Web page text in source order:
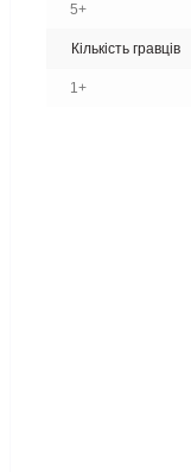
5+
Кількість гравців
1+